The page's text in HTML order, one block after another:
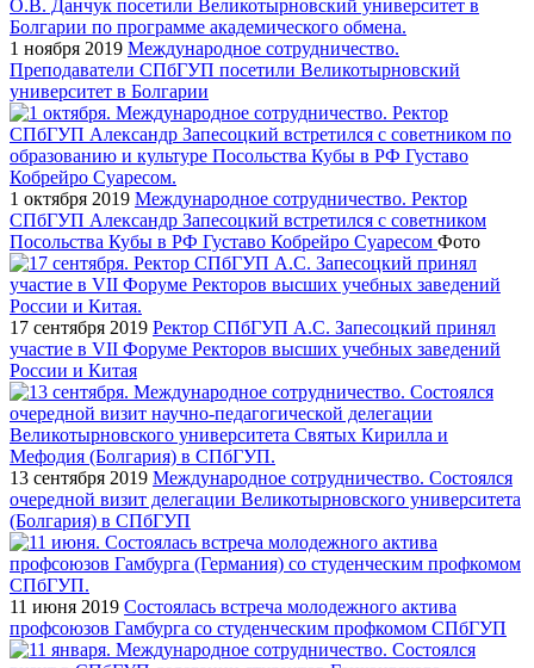
1 ноября 2019 Международное сотрудничество.
Преподаватели СПбГУП посетили Великотырновский
университет в Болгарии
1 октября 2019 Международное сотрудничество. Ректор
СПбГУП Александр Запесоцкий встретился с советником
Посольства Кубы в РФ Густаво Кобрейро Суаресом Фото
17 сентября 2019 Ректор СПбГУП А.С. Запесоцкий принял
участие в VII Форуме Ректоров высших учебных заведений
России и Китая
13 сентября 2019 Международное сотрудничество. Состоялся
очередной визит делегации Великотырновского университета
(Болгария) в СПбГУП
11 июня 2019 Состоялась встреча молодежного актива
профсоюзов Гамбурга со студенческим профкомом СПбГУП